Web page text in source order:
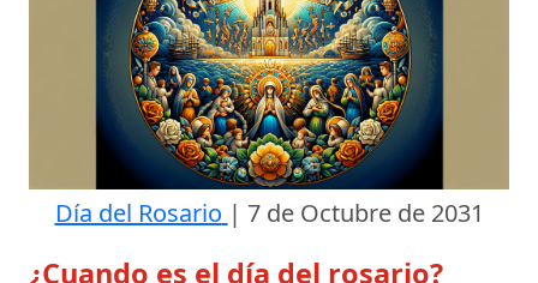
Día del Rosario | 7 de Octubre de 2031
¿Cuando es el día del rosario?